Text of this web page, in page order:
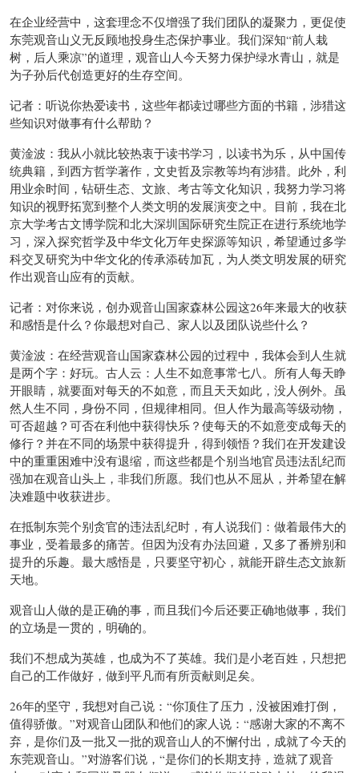
在企业经营中，这套理念不仅增强了我们团队的凝聚力，更促使
东莞观音山义无反顾地投身生态保护事业。我们深知“前人栽
树，后人乘凉”的道理，观音山人今天努力保护绿水青山，就是
为子孙后代创造更好的生存空间。
记者：听说你热爱读书，这些年都读过哪些方面的书籍，涉猎这
些知识对做事有什么帮助？
黄淦波：我从小就比较热衷于读书学习，以读书为乐，从中国传
统典籍，到西方哲学著作，文史哲及宗教等均有涉猎。此外，利
用业余时间，钻研生态、文旅、考古等文化知识，我努力学习将
知识的视野拓宽到整个人类文明的发展演变之中。目前，我在北
京大学考古文博学院和北大深圳国际研究生院正在进行系统地学
习，深入探究哲学及中华文化万年史探源等知识，希望通过多学
科交叉研究为中华文化的传承添砖加瓦，为人类文明发展的研究
作出观音山应有的贡献。
记者：对你来说，创办观音山国家森林公园这26年来最大的收获
和感悟是什么？你最想对自己、家人以及团队说些什么？
黄淦波：在经营观音山国家森林公园的过程中，我体会到人生就
是两个字：好玩。古人云：人生不如意事常七八。所有人每天睁
开眼睛，就要面对每天的不如意，而且天天如此，没人例外。虽
然人生不同，身份不同，但规律相同。但人作为最高等级动物，
可否超越？可否在利他中获得快乐？使每天的不如意变成每天的
修行？并在不同的场景中获得提升，得到领悟？我们在开发建设
中的重重困难中没有退缩，而这些都是个别当地官员违法乱纪而
强加在观音山头上，非我们所愿。我们也从不屈从，并希望在解
决难题中收获进步。
在抵制东莞个别贪官的违法乱纪时，有人说我们：做着最伟大的
事业，受着最多的痛苦。但因为没有办法回避，又多了番辨别和
提升的乐趣。最大感悟是，只要坚守初心，就能开辟生态文旅新
天地。
观音山人做的是正确的事，而且我们今后还要正确地做事，我们
的立场是一贯的，明确的。
我们不想成为英雄，也成为不了英雄。我们是小老百姓，只想把
自己的工作做好，做到平凡而有所贡献则足矣。
26年的坚守，我想对自己说：“你顶住了压力，没被困难打倒，
值得骄傲。”对观音山团队和他们的家人说：“感谢大家的不离不
弃，是你们及一批又一批的观音山人的不懈付出，成就了今天的
东莞观音山。”对游客们说，“是你们的长期支持，造就了观音